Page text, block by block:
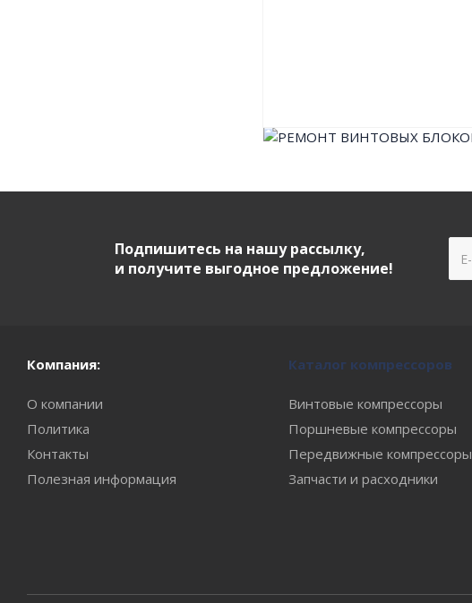
Подпишитесь на нашу рассылку,
и получите выгодное предложение!
Компания:
О компании
Политика
Контакты
Полезная информация
Каталог компрессоров
Винтовые компрессоры
Поршневые компрессоры
Передвижные компрессоры
Запчасти и расходники